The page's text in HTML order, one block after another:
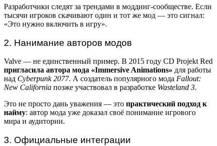
Разработчики следят за трендами в моддинг-сообществе. Если
тысячи игроков скачивают один и тот же мод — это сигнал:
«Это нужно включить в игру».
2. Нанимание авторов модов
Valve — не единственный пример. В 2015 году CD Projekt Red
пригласила автора мода «Immersive Animations» для работы
над Cyberpunk 2077. А создатель популярного мода Fallout:
New California позже участвовал в разработке Wasteland 3.
Это не просто дань уважения — это практический подход к
найму: автор мода уже доказал своё понимание игрового
мира и аудитории.
3. Официальные интеграции